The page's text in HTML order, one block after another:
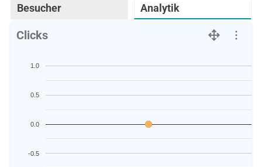
Besucher Analytik
Clicks
-0.5
0.0
0.5
1.0